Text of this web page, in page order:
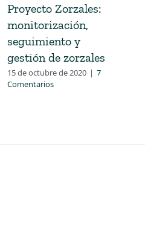
Proyecto Zorzales:
monitorización,
seguimiento y
gestión de zorzales
15 de octubre de 2020 | 7
Comentarios